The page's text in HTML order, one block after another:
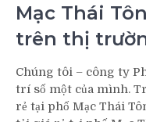
Mạc Thái
trên thị
Chúng tôi – công ty
trí số một của mình.
rẻ tại phố Mạc Thái